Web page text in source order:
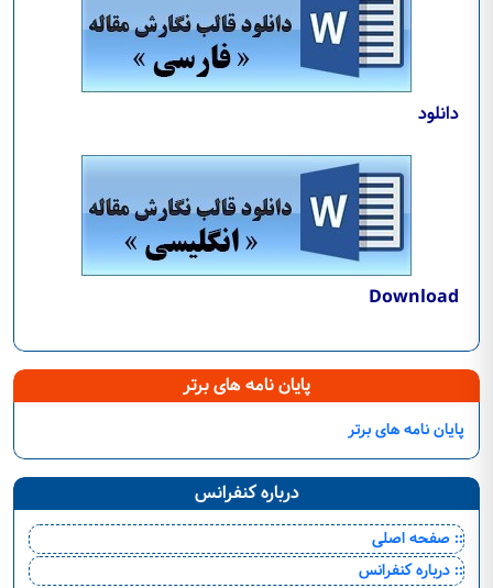
دانلود
Download
پایان نامه های برتر
پایان نامه های برتر
درباره کنفرانس
:: صفحه اصلی
:: درباره کنفرانس